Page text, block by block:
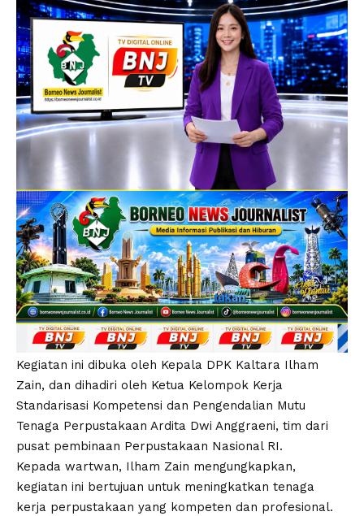
Kegiatan ini dibuka oleh Kepala DPK Kaltara Ilham
Zain, dan dihadiri oleh Ketua Kelompok Kerja
Standarisasi Kompetensi dan Pengendalian Mutu
Tenaga Perpustakaan Ardita Dwi Anggraeni, tim dari
pusat pembinaan Perpustakaan Nasional RI.
Kepada wartwan, Ilham Zain mengungkapkan,
kegiatan ini bertujuan untuk meningkatkan tenaga
kerja perpustakaan yang kompeten dan profesional.